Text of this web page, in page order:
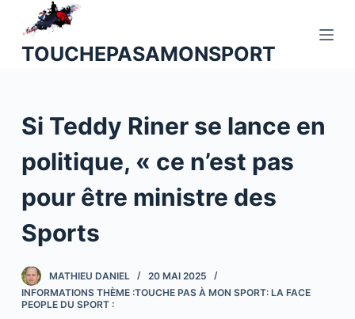
u
n
n
u
TOUCHEPASAMONSPORT
Si Teddy Riner se lance en
politique, « ce n’est pas
pour être ministre des
Sports
MATHIEU DANIEL
20 MAI 2025
INFORMATIONS THÈME :TOUCHE PAS À MON SPORT: LA FACE
PEOPLE DU SPORT :